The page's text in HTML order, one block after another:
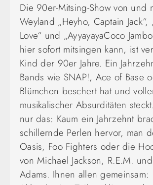
Die 90er-Mitsing-Show von und
Weyland „Heyho, Captain Jack“,
Love“ und „AyyayayaCoco
hier sofort mitsingen kann, ist
Kind der 90er Jahre. Ein
Bands wie SNAP!, Ace of Base
Blümchen beschert hat und
musikalischer Absurditäten
nur das: Kaum ein Jahrzehnt
schillernde Perlen hervor, man
Oasis, Foo Fighters oder die
von Michael Jackson, R.E.M.
Adams. Ihnen allen gemeinsam: